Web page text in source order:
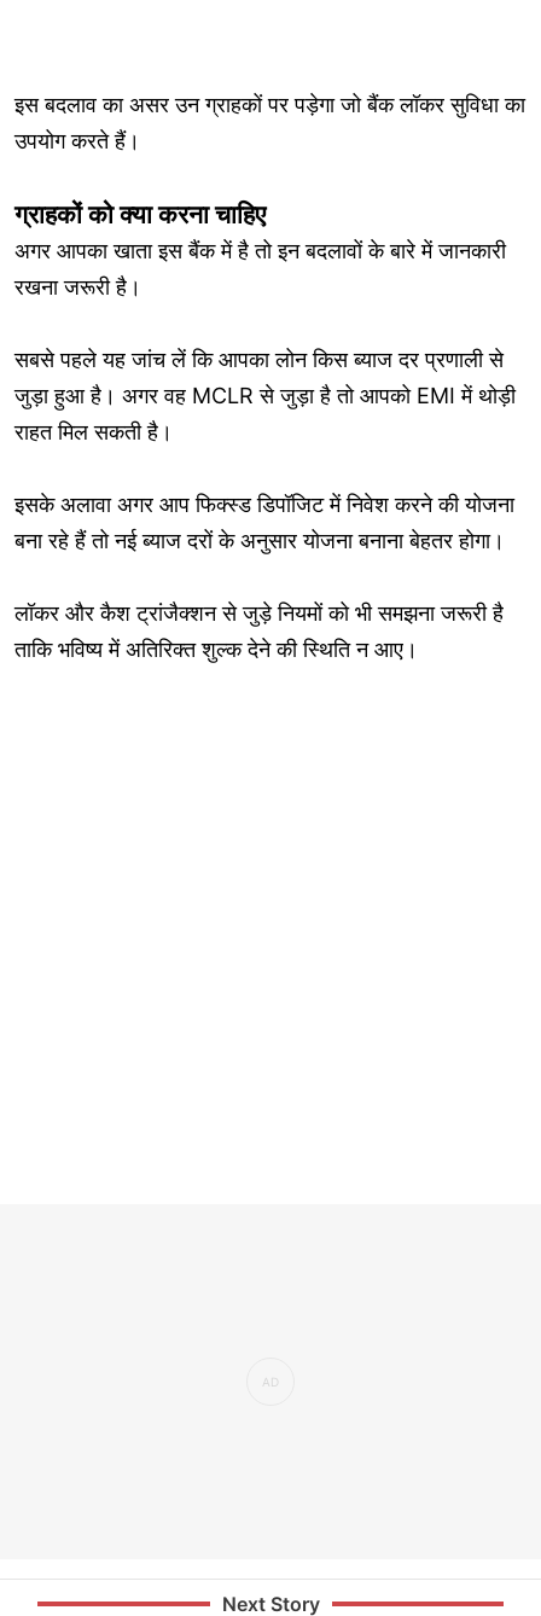
इस बदलाव का असर उन ग्राहकों पर पड़ेगा जो बैंक लॉकर सुविधा का
उपयोग करते हैं।
ग्राहकों को क्या करना चाहिए
अगर आपका खाता इस बैंक में है तो इन बदलावों के बारे में जानकारी
रखना जरूरी है।
सबसे पहले यह जांच लें कि आपका लोन किस ब्याज दर प्रणाली से
जुड़ा हुआ है। अगर वह MCLR से जुड़ा है तो आपको EMI में थोड़ी
राहत मिल सकती है।
इसके अलावा अगर आप फिक्स्ड डिपॉजिट में निवेश करने की योजना
बना रहे हैं तो नई ब्याज दरों के अनुसार योजना बनाना बेहतर होगा।
लॉकर और कैश ट्रांजैक्शन से जुड़े नियमों को भी समझना जरूरी है
ताकि भविष्य में अतिरिक्त शुल्क देने की स्थिति न आए।
Next Story